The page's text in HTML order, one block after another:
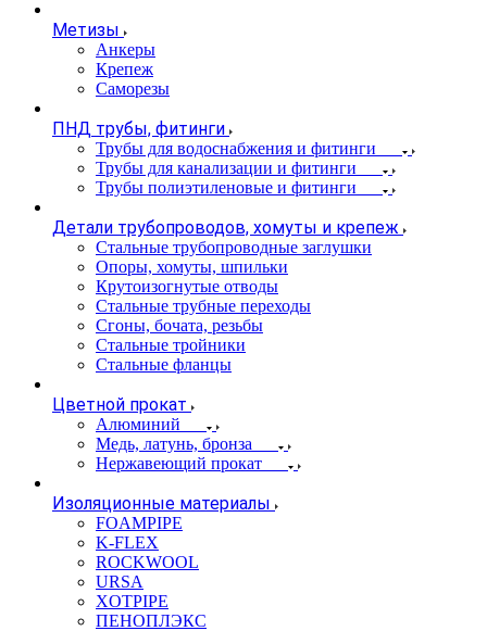
Метизы
Анкеры
Крепеж
Саморезы
ПНД трубы, фитинги
Трубы для водоснабжения и фитинги
Трубы для канализации и фитинги
Трубы полиэтиленовые и фитинги
Детали трубопроводов, хомуты и крепеж
Стальные трубопроводные заглушки
Опоры, хомуты, шпильки
Крутоизогнутые отводы
Стальные трубные переходы
Сгоны, бочата, резьбы
Стальные тройники
Стальные фланцы
Цветной прокат
Алюминий
Медь, латунь, бронза
Нержавеющий прокат
Изоляционные материалы
FOAMPIPE
K-FLEX
ROCKWOOL
URSA
XOTPIPE
ПЕНОПЛЭКС